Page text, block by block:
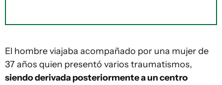
El hombre viajaba acompañado por una mujer de
37 años quien presentó varios traumatismos,
siendo derivada posteriormente a un centro